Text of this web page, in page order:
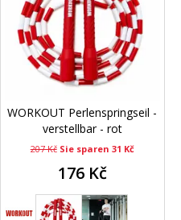
WORKOUT Perlenspringseil -
verstellbar - rot
207 Kč Sie sparen 31 Kč
176 Kč